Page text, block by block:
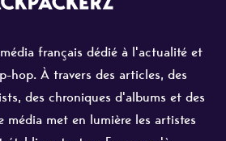
français dédié à l'actualité et
hop. À travers des articles, des
des chroniques d'albums et des
média met en lumière les artistes